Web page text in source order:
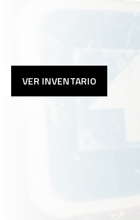
VER INVENTARIO